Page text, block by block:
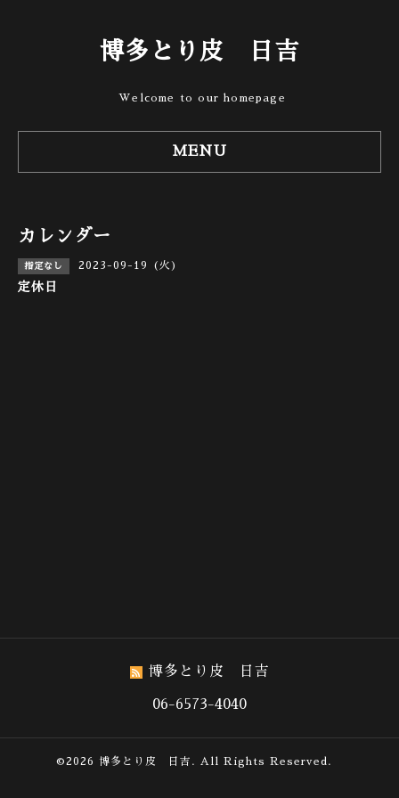
博多とり皮 日吉
Welcome to our homepage
MENU
カレンダー
指定なし 2023-09-19 (火)
定休日
博多とり皮 日吉
06-6573-4040
©2026 博多とり皮 日吉 . All Rights Reserved.